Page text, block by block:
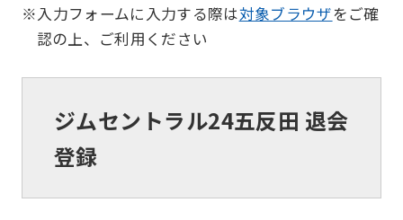
※入力フォームに入力する際は対象ブラウザをご確
認の上、ご利用ください
ジムセントラル24五反田 退会
登録